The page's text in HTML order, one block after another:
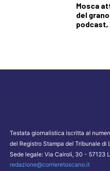
Mosca
del
podcast,
Testata giornalistica iscritta al
del Registro Stampa del Tribunale di
Sede legale: Via Cairoli, 30 - 57123
redazione@corrieretoscano.it